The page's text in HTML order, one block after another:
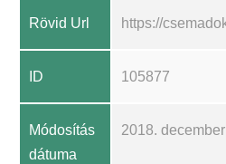
Rövid Url https://
ID 105877
Módosítás
dátuma
2018.